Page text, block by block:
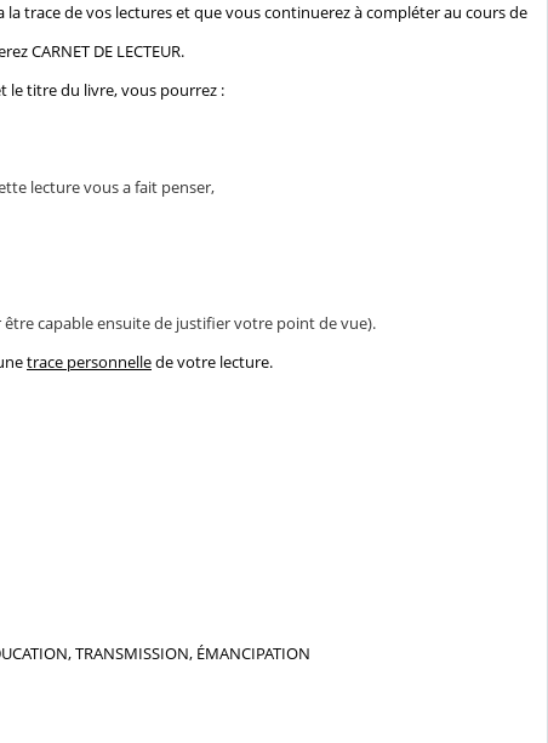
trace de vos lectures et que vous continuerez à compléter au cours de
CARNET DE LECTEUR.
le titre du livre, vous pourrez :
lecture vous a fait penser,
capable ensuite de justifier votre point de vue).
trace personnellede votre lecture.
TRANSMISSION, ÉMANCIPATION